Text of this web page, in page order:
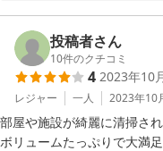
けるよう維持管理を徹底
食事、天文台の案内につ
す。
スタッフの方と共有いた
またのお越しをお待ちして
2023-11-05
投稿者さん
10件のクチコミ
4 2023年10
レジャー 一人 2023年10
部屋や施設が綺麗に清掃さ
ボリュームたっぷりで大満足